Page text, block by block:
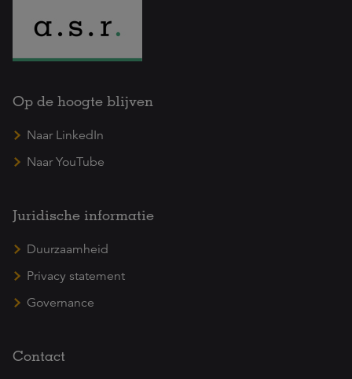
Op de hoogte blijven
Naar LinkedIn
Naar YouTube
Juridische informatie
Duurzaamheid
Privacy statement
Governance
Contact